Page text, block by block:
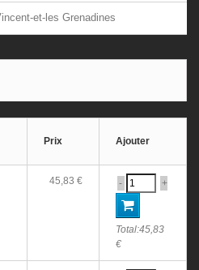
et-les Grenadines
Prix Ajouter
45,83 € - +
Total:45,83
€